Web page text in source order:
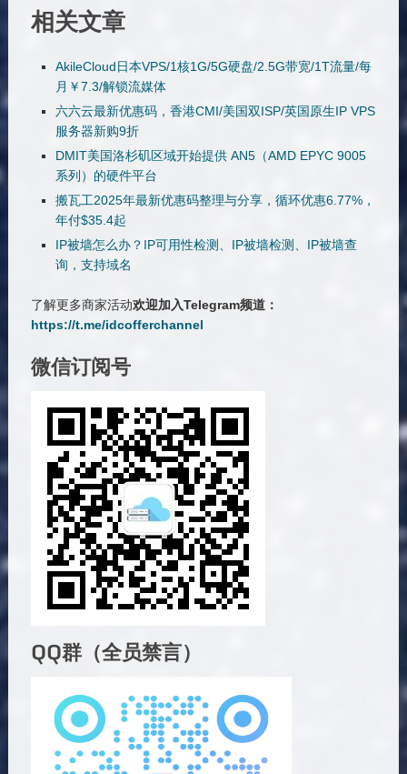
相关文章
AkileCloud日本VPS/1核1G/5G硬盘/2.5G带宽/1T流量/每
月￥7.3/解锁流媒体
六六云最新优惠码，香港CMI/美国双ISP/英国原生IP VPS
服务器新购9折
DMIT美国洛杉矶区域开始提供 AN5（AMD EPYC 9005
系列）的硬件平台
搬瓦工2025年最新优惠码整理与分享，循环优惠6.77%，
年付$35.4起
IP被墙怎么办？IP可用性检测、IP被墙检测、IP被墙查
询，支持域名
了解更多商家活动欢迎加入Telegram频道：
https://t.me/idcofferchannel
微信订阅号
QQ群（全员禁言）